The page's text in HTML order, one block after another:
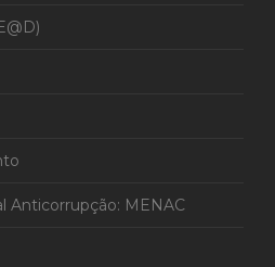
Anticorrupção: MENAC